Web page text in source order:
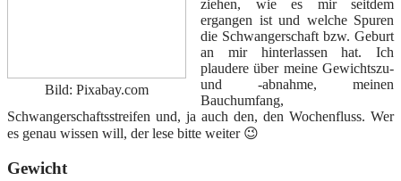
Bild: Pixabay.com
ziehen, wie es mir seitdem
ergangen ist und welche Spuren
die Schwangerschaft bzw. Geburt
an mir hinterlassen hat. Ich
plaudere über meine Gewichtszu-
und -abnahme, meinen
Bauchumfang,
Schwangerschaftsstreifen und, ja auch den, den Wochenfluss. Wer
es genau wissen will, der lese bitte weiter 😉
Gewicht